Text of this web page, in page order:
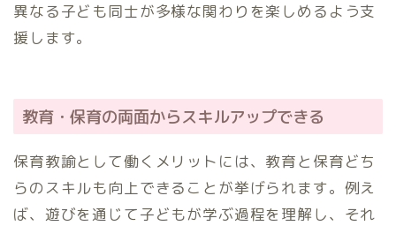
異なる子ども同士が多様な関わりを楽しめるよう支
援します。
教育・保育の両面からスキルアップできる
保育教諭として働くメリットには、教育と保育どち
らのスキルも向上できることが挙げられます。例え
ば、遊びを通じて子どもが学ぶ過程を理解し、それ